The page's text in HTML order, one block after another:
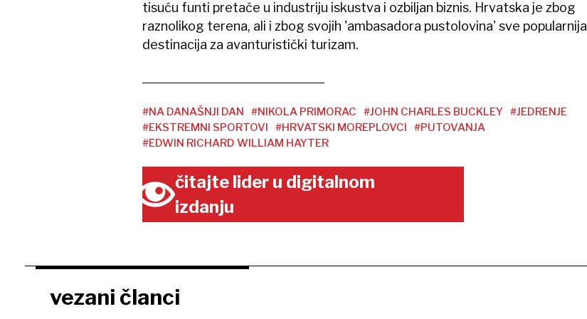
tisuću funti pretače u industriju iskustva i ozbiljan biznis. Hrvatska je zbog
raznolikog terena, ali i zbog svojih 'ambasadora pustolovina' sve popularnija
destinacija za avanturistički turizam.
#NA DANAŠNJI DAN #NIKOLA PRIMORAC #JOHN CHARLES BUCKLEY #JEDRENJE
#EKSTREMNI SPORTOVI
#HRVATSKI MOREPLOVCI
#PUTOVANJA
#EDWIN RICHARD WILLIAM HAYTER
čitajte lider u digitalnom
izdanju
vezani članci